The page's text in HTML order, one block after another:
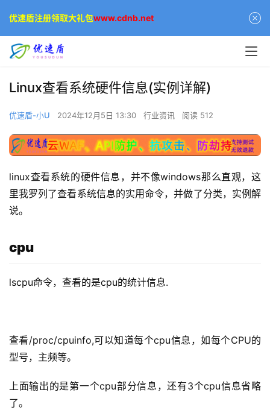
Linux查看系统硬件信息(实例详解)
优速盾-小U 2024年12月5日 13:30 行业资讯 阅读 512
linux查看系统的硬件信息，并不像windows那么直观，这
里我罗列了查看系统信息的实用命令，并做了分类，实例解
说。
cpu
lscpu命令，查看的是cpu的统计信息.
查看/proc/cpuinfo,可以知道每个cpu信息，如每个CPU的
型号，主频等。
上面输出的是第一个cpu部分信息，还有3个cpu信息省略
了。
优速盾注册领取大礼包www.cdnb.net